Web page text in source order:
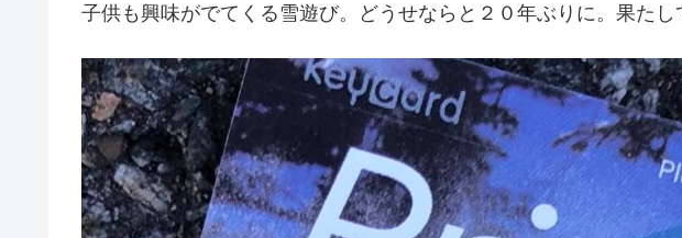
子供も興味がでてくる雪遊び。どうせならと２０年ぶりに。果た